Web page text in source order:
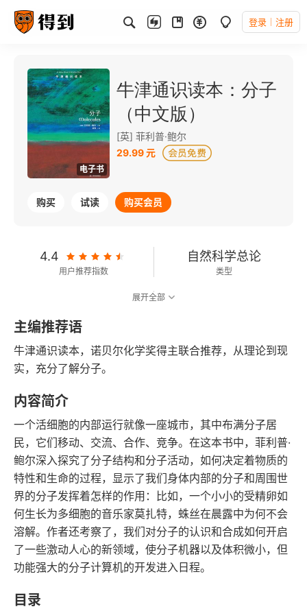
登录 注册
电子书
牛津通识读本：分子
（中文版）
[英] 菲利普·鲍尔
29.99 元
购买 试读 购买会员
4.4
用户推荐指数
自然科学总论
类型
81千字
字数
2017-02-01
发行日期
展开全部
主编推荐语
牛津通识读本，诺贝尔化学奖得主联合推荐，从理论到现
实，充分了解分子。
内容简介
一个活细胞的内部运行就像一座城市，其中布满分子居
民，它们移动、交流、合作、竞争。在这本书中，菲利普·
鲍尔深入探究了分子结构和分子活动，如何决定着物质的
特性和生命的过程，显示了我们身体内部的分子和周围世
界的分子发挥着怎样的作用：比如，一个小小的受精卵如
何生长为多细胞的音乐家莫扎特，蛛丝在晨露中为何不会
溶解。作者还考察了，我们对分子的认识和合成如何开启
了一些激动人心的新领域，使分子机器以及体积微小，但
功能强大的分子计算机的开发进入日程。
目录